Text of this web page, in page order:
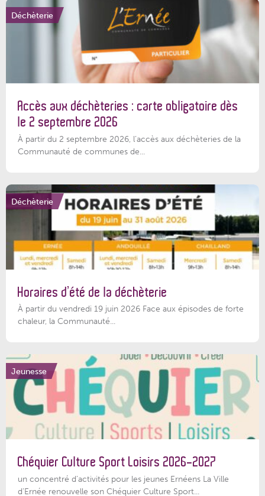
Déchèterie
Accès aux déchèteries : carte obligatoire dès
le 2 septembre 2026
À partir du 2 septembre 2026, l’accès aux déchèteries de la
Communauté de communes de...
Déchèterie
Horaires d’été de la déchèterie
À partir du vendredi 19 juin 2026 Face aux épisodes de forte
chaleur, la Communauté...
Jeunesse
Chéquier Culture Sport Loisirs 2026-2027
un concentré d’activités pour les jeunes Ernéens La Ville
d’Ernée renouvelle son Chéquier Culture Sport...